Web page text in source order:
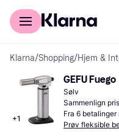
For kunder
Klarna/Shopping/Hjem &
+1
GEFU Fuego
Sølv
Sammenlign
Fra 6 betalinger
Prøv fleksible